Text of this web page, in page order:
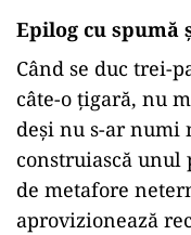
Epilog cu spumă
Când se duc trei-
câte-o țigară, nu
deși nu s-ar numi
construiască unul
de metafore
aprovizionează